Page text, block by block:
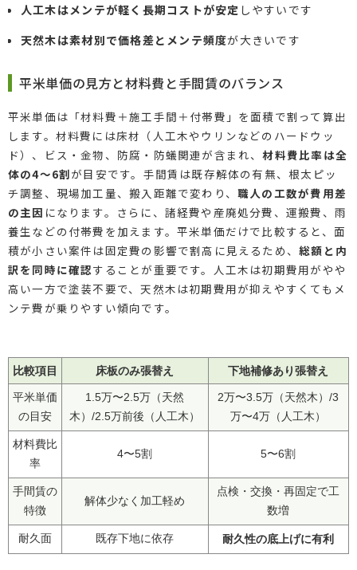
人工木はメンテが軽く長期コストが安定 しやすいです
天然木は素材別で価格差とメンテ頻度が大きいです
平米単価の見方と材料費と手間賃のバランス
平米単価は「材料費＋施工手間＋付帯費」を面積で割って算出
します。材料費には床材（人工木やウリンなどのハードウッ
ド）、ビス・金物、防腐・防蟻関連が含まれ、材料費比率は全
体の4〜6割が目安です。手間賃は既存解体の有無、根太ピッ
チ調整、現場加工量、搬入距離で変わり、職人の工数が費用差
の主因 になります。さらに、諸経費や産廃処分費、運搬費、雨
養生などの付帯費を加えます。平米単価だけで比較すると、面
積が小さい案件は固定費の影響で割高に見えるため、総額と内
訳を同時に確認することが重要です。人工木は初期費用がやや
高い一方で塗装不要で、天然木は初期費用が抑えやすくてもメ
ンテ費が乗りやすい傾向です。
比較項目 床板のみ張替え 下地補修あり張替え
平米単価
の目安
1.5万〜2.5万（天然
木）/2.5万前後（人工木）
2万〜3.5万（天然木）/3
万〜4万（人工木）
材料費比
率
4〜5割 5〜6割
手間賃の
特徴
解体少なく加工軽め
点検・交換・再固定で工
数増
耐久面 既存下地に依存 耐久性の底上げに有利